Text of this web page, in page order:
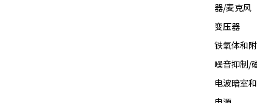
器/麦克风
变压器
铁氧体和
噪音抑制/
电波暗室